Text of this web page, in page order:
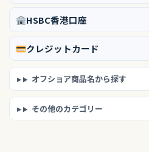
HSBC香港口座
クレジットカード
オフショア商品名から探す
その他のカテゴリー